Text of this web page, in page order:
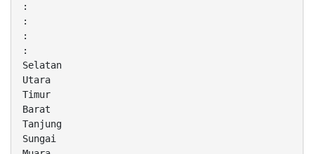
:
:
:
:
Selatan
Utara
Timur
Barat
Tanjung
Sungai